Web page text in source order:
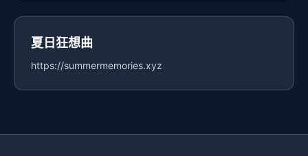
夏日狂想曲
https://summermemories.xyz